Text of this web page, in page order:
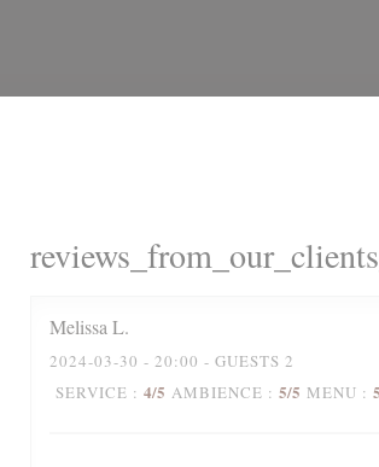
MelissaL
2024-03-30 - 20:00 - GUESTS 2
SERVICE : 4/5 AMBIENCE : 5/5 MENU : 5